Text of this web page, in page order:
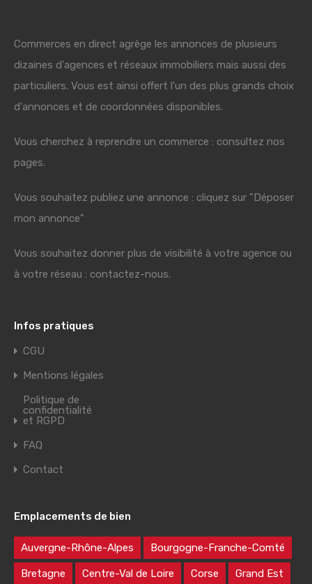
Commerces en direct agrège les annonces de plusieurs
dizaines d'agences et réseaux immobiliers mais aussi des
particuliers. Vous est ainsi offert l'un des plus grands choix
d'annonces et de coordonnées disponibles.
Vous cherchez à reprendre un commerce : consultez nos
pages.
Vous souhaitez publiez une annonce : cliquez sur "Déposer
mon annonce"
Vous souhaitez donner plus de visibilité à votre agence ou
à votre réseau : contactez-nous.
Infos pratiques
CGU
Mentions légales
Politique de
confidentialité
et RGPD
FAQ
Contact
Emplacements de bien
Auvergne-Rhône-Alpes Bourgogne-Franche-Comté
Bretagne Centre-Val de Loire Corse Grand Est